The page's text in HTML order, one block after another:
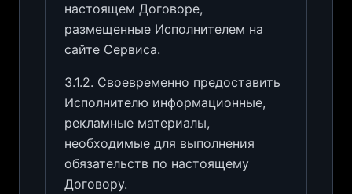
настоящем Договоре,
размещенные Исполнителем на
сайте Сервиса.
3.1.2. Своевременно предоставить
Исполнителю информационные,
рекламные материалы,
необходимые для выполнения
обязательств по настоящему
Договору.